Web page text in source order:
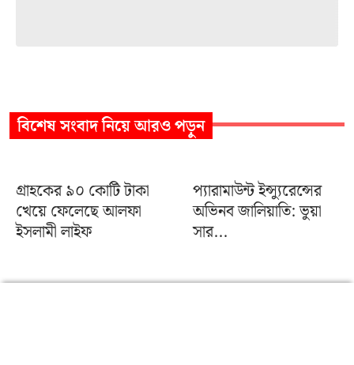
বিশেষ সংবাদনিয়ে আরও পড়ুন
গ্রাহকের ৯০ কোটি টাকা
খেয়ে ফেলেছে আলফা
ইসলামী লাইফ
প্যারামাউন্ট ইন্স্যুরেন্সের
অভিনব জালিয়াতি: ভুয়া
সার...